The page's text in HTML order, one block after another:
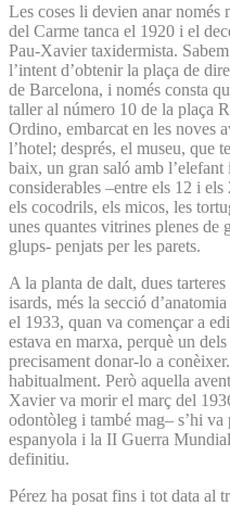
Les coses li devien anar només
del Carme tanca el 1920 i el
Pau-Xavier taxidermista.
l’intent d’obtenir la plaça de
de Barcelona, i només consta
taller al número 10 de la plaça
Ordino, embarcat en les noves
l’hotel; després, el museu, que
baix, un gran saló amb
considerables –entre els 12 i els
els cocodrils, els micos, les
unes quantes vitrines plenes de
glups- penjats per les parets.
A la planta de dalt, dues
isards, més la secció
el 1933, quan va començar a
estava en marxa, perquè un
precisament donar-lo a
habitualment. Però aquella
Xavier va morir el març del
odontòleg i també mag– s’hi
espanyola i la II Guerra
definitiu.
Pérez ha posat fins i tot data al